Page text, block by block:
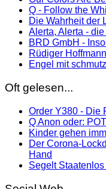
Q - Follow the
Die Wahrheit der
Alerta, Alerta -
BRD GmbH -
Rüdiger
Engel mit
Oft gelesen...
Order Y380 - Die
Q Anon oder:
Kinder gehen
Der Corona-
Hand
Segelt